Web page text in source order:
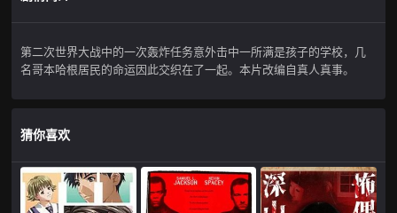
第二次世界大战中的一次轰炸任务意外击中一所满是孩子的学校，几
名哥本哈根居民的命运因此交织在了一起。本片改编自真人真事。
猜你喜欢